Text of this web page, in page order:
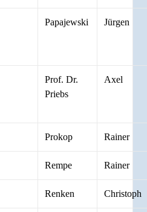
Papajewski Jürgen
Prof. Dr.
Priebs
Axel
Prokop Rainer
Rempe Rainer
Renken Christoph